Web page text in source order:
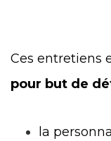
Ces entretiens
pour but de
la